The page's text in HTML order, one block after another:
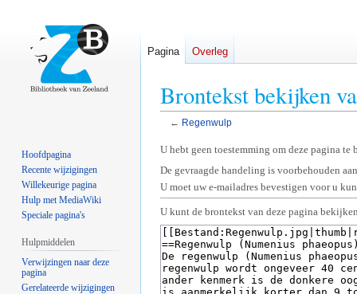
Brontekst bekijken
← Regenwulp
Naar
navigatie
springen
Naar
zoeken
springen
U hebt geen toestemming om deze pagina te
De gevraagde handeling is voorbehouden
U moet uw e-mailadres bevestigen voor u
U kunt de brontekst van deze pagina
Pagina Overleg
Hoofdpagina
Recente wijzigingen
Willekeurige pagina
Hulp met MediaWiki
Speciale pagina's
Hulpmiddelen
Verwijzingen naar deze
pagina
Gerelateerde wijzigingen